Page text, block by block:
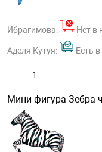
Ибрагимова: Нет в
Аделя Кутуя: Есть
Мини фигура Зебра